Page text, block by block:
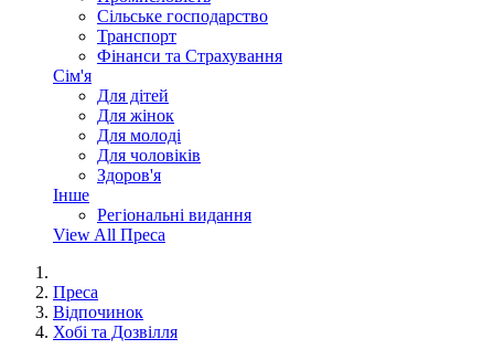
Сільське господарство
Транспорт
Фінанси та Страхування
Сім'я
Для дітей
Для жінок
Для молоді
Для чоловіків
Здоров'я
Інше
Регіональні видання
View All Преса
Преса
Відпочинок
Хобі та Дозвілля